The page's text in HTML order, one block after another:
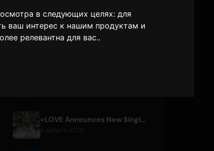
в следующих целях:для
ваш интерес к нашим продуктам и
релевантна для вас..
Only Hits Japan
=LOVE Announces New Single 'Koi, Hajimemashita.' and Tokyo Dome Concerts
8 августа 2026